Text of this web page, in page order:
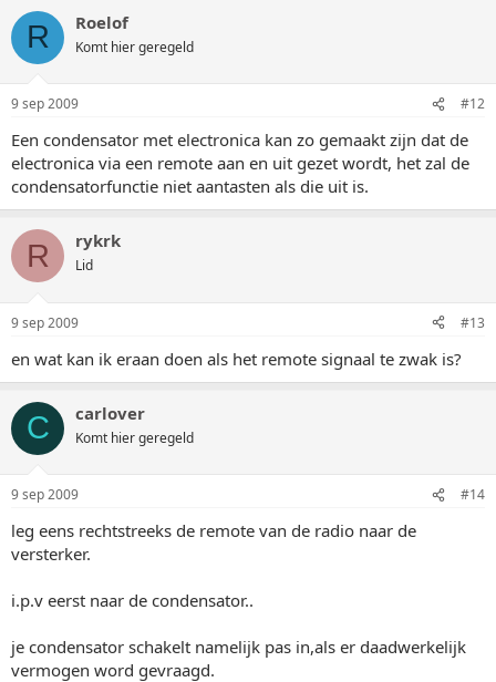
R Roelof
Komt hier geregeld
9 sep 2009 #12
Een condensator met electronica kan zo gemaakt zijn dat de
electronica via een remote aan en uit gezet wordt, het zal de
condensatorfunctie niet aantasten als die uit is.
R rykrk
Lid
9 sep 2009 #13
en wat kan ik eraan doen als het remote signaal te zwak is?
C carlover
Komt hier geregeld
9 sep 2009 #14
leg eens rechtstreeks de remote van de radio naar de
versterker.
i.p.v eerst naar de condensator..
je condensator schakelt namelijk pas in,als er daadwerkelijk
vermogen word gevraagd.